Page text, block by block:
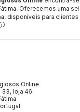
Oferecemos uma
disponíveis para
Online
33, loja 46